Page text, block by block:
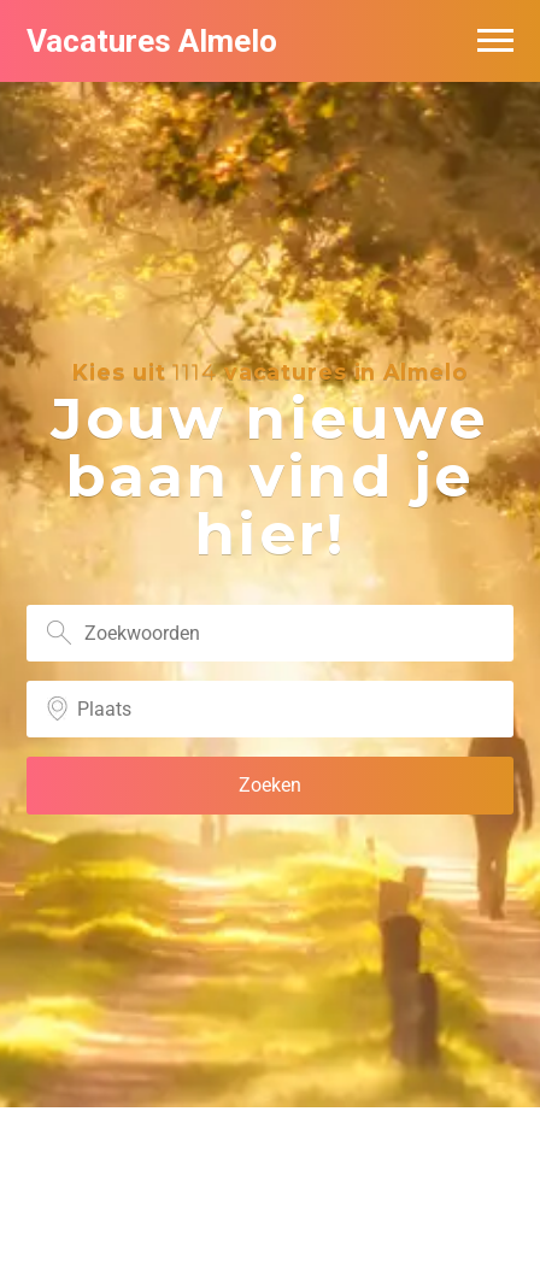
Vacatures Almelo
Kies uit1114vacatures in Almelo
Jouw nieuwe
baan vind je
hier!
Vacatures per bedrijf
De populairste vacatures in Almelo
Nieuwsbrief feed